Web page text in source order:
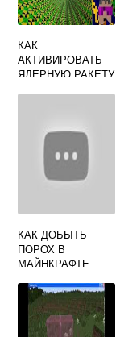
КАК
АКТИВИРОВАТЬ
ЯДЕРНУЮ РАКЕТУ
КАК ДОБЫТЬ
ПОРОХ В
МАЙНКРАФТЕ